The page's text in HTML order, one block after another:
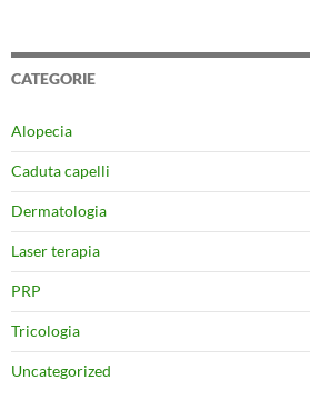
CATEGORIE
Alopecia
Caduta capelli
Dermatologia
Laser terapia
PRP
Tricologia
Uncategorized